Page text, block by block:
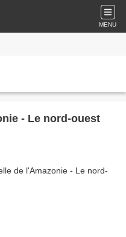
MENU
- Le nord-ouest